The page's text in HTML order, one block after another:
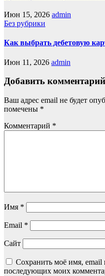
Июн 15, 2026 admin
Без рубрики
Как выбрать дебетовую
Июн 11, 2026 admin
Добавить комментарий
Ваш адрес email не будет
помечены *
Комментарий *
Имя *
Email *
Сайт
Сохранить моё имя, email
последующих моих